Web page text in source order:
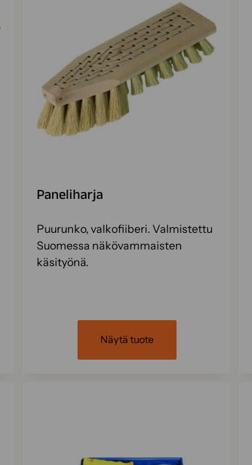
Paneliharja
Puurunko, valkofiiberi. Valmistettu
Suomessa näkövammaisten
käsityönä.
Näytä tuote